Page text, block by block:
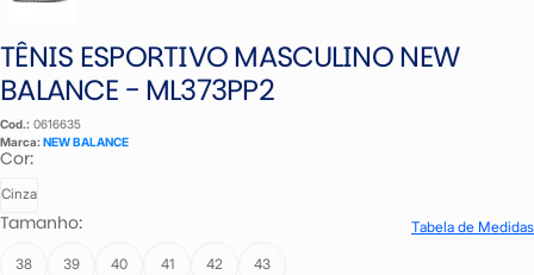
TÊNIS ESPORTIVO MASCULINO NEW
BALANCE - ML373PP2
Cod.: 0616635
Marca: NEW BALANCE
Cor:
Cinza
Tamanho: Tabela de Medidas
38 39 40 41 42 43